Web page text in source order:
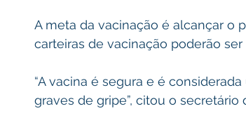
A meta da vacinação é alcançar o
carteiras de vacinação poderão ser
“A vacina é segura e é
graves de gripe”, citou o